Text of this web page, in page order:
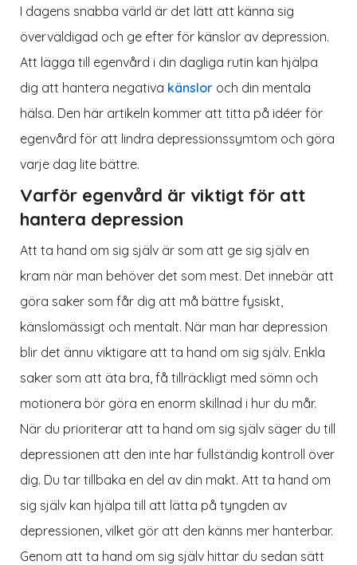
I dagens snabba värld är det lätt att känna sig
överväldigad och ge efter för känslor av depression.
Att lägga till egenvård i din dagliga rutin kan hjälpa
dig att hantera negativa känslor och din mentala
hälsa. Den här artikeln kommer att titta på idéer för
egenvård för att lindra depressionssymtom och göra
varje dag lite bättre.
Varför egenvård är viktigt för att
hantera depression
Att ta hand om sig själv är som att ge sig själv en
kram när man behöver det som mest. Det innebär att
göra saker som får dig att må bättre fysiskt,
känslomässigt och mentalt. När man har depression
blir det ännu viktigare att ta hand om sig själv. Enkla
saker som att äta bra, få tillräckligt med sömn och
motionera bör göra en enorm skillnad i hur du mår.
När du prioriterar att ta hand om sig själv säger du till
depressionen att den inte har fullständig kontroll över
dig. Du tar tillbaka en del av din makt. Att ta hand om
sig själv kan hjälpa till att lätta på tyngden av
depressionen, vilket gör att den känns mer hanterbar.
Genom att ta hand om sig själv hittar du sedan sätt